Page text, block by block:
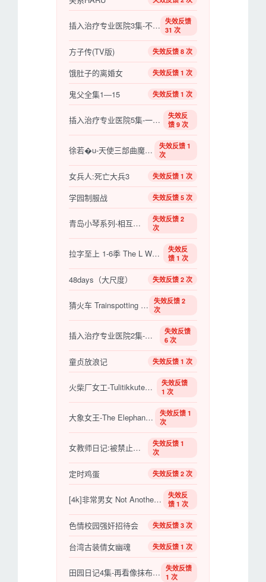
插入治疗专业医院3集-不要脱制服直接做吧
失效反馈
31 次
方子传(TV版) 失效反馈 8 次
饿肚子的离婚女 失效反馈 1 次
鬼父全集1―15 失效反馈 1 次
插入治疗专业医院5集-一批证明患者的小护士
失效反
馈 9 次
徐若�u-天使三部曲魔鬼天使3
失效反馈 1
次
女兵人:死亡大兵3 失效反馈 1 次
学园制服战 失效反馈 5 次
青岛小琴系列-相互调教
失效反馈 2
次
拉字至上 1-6季 The L Word Season 6 (2009)
失效反
馈 1 次
48days（大尺度） 失效反馈 2 次
猜火车 Trainspotting 1-2
失效反馈 2
次
插入治疗专业医院2集-再放上肉棒注射
失效反馈
6 次
童贞放浪记 失效反馈 1 次
火柴厂女工-Tulitikkutehtaan tyttö
失效反馈
1 次
大象女王-The Elephant Queen
失效反馈 1
次
女教师日记:被禁止的爱
失效反馈 1
次
定时鸡蛋 失效反馈 2 次
[4k]非常男女 Not Another Teen Movie (2001)
失效反
馈 1 次
色情校园强奸招待会 失效反馈 3 次
台湾古装倩女幽魂 失效反馈 1 次
田园日记4集-再看像抹布一样的乡下女人
失效反馈
1 次